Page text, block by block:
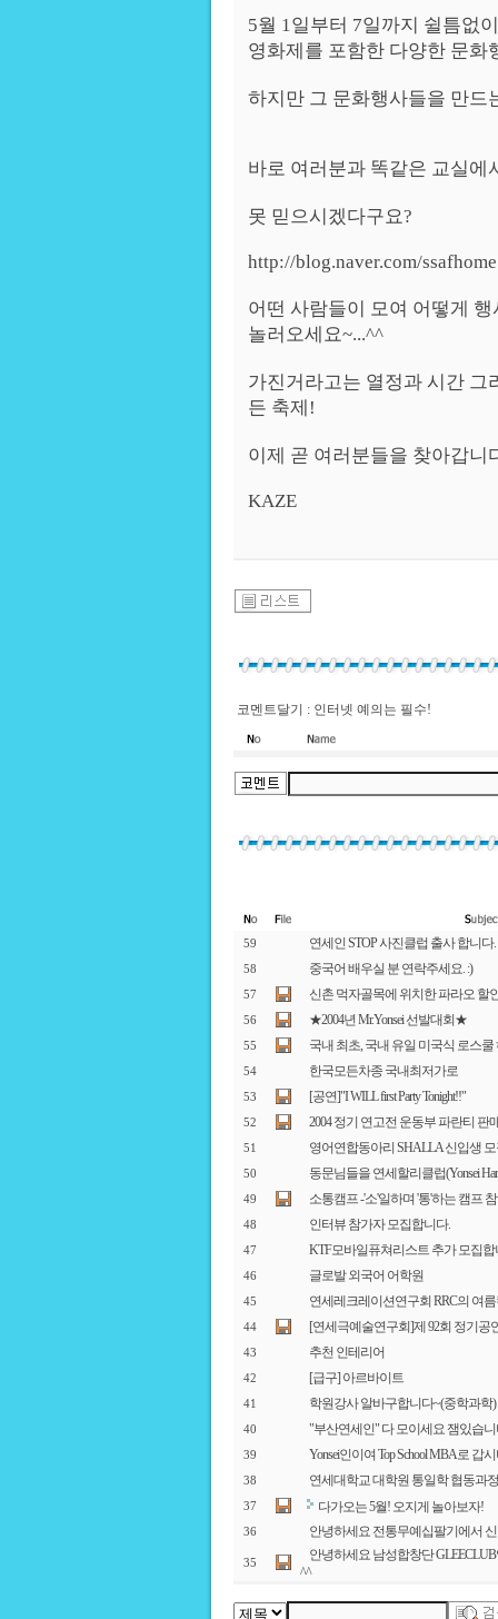
5월 1일부터 7일까지 쉴틈없
영화제를 포함한 다양한 문화
하지만 그 문화행사들을 만드
바로 여러분과 똑같은 교실에
못 믿으시겠다구요?
http://blog.naver.com/ssafhome
어떤 사람들이 모여 어떻게
놀러오세요~...^^
가진거라고는 열정과 시간 그
든 축제!
이제 곧 여러분들을 찾아갑니
KAZE
코멘트달기 : 인터넷 예의는 필수!
59 연세인 STOP 사진클럽 출사 합니다.
58 중국어 배우실 분 연락주세요. :)
57 신촌 먹자골목에 위치한 파라오 할
56 ★2004년 Mr.Yonsei 선발대회★
55 국내 최초, 국내 유일 미국식 로스쿨
54 한국모든차종 국내최저가로
53 [공연]"I WILL first Party Tonight!!"
52 2004 정기 연고전 운동부 파란티 판
51 영어연합동아리 SHALLA 신입생
50 동문님들을 연세할리클럽(Yonsei
49 소통캠프 -'소'일하며 '통'하는 캠프
48 인터뷰 참가자 모집합니다.
47 KTF모바일퓨쳐리스트 추가 모집합
46 글로발 외국어 어학원
45 연세레크레이션연구회 RRC의 여
44 [연세극예술연구회]제 92회 정기공
43 추천 인테리어
42 [급구] 아르바이트
41 학원강사 알바구합니다~(중학과학)
40 "부산연세인" 다 모이세요 잼있습
39 Yonsei인이여 Top School MBA로 갑
38 연세대학교 대학원 통일학 협동과
37 다가오는 5월! 오지게 놀아보자!
36 안녕하세요 전통무예십팔기에서
35
안녕하세요 남성합창단
^^